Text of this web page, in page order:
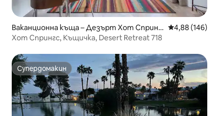
Ваканционна къща – Дезърт Хот Спринг
с
Средна
4,88 (146)
Хот Спрингс, Къщичка, Desert Retreat 718
Супердомакин
Супердомакин